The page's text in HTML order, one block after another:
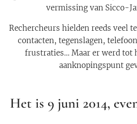
vermissing van Sicco-
Rechercheurs hielden reeds veel
contacten, tegenslagen,
frustraties… Maar er werd tot
aanknopingspunt
Het is 9 juni 2014,